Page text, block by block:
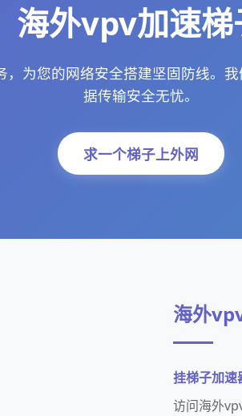
海外vpv加速梯
，为您的网络安全搭建坚固防线。
据传输安全无忧。
求一个梯子上外网
海外
挂梯子加
访问海外